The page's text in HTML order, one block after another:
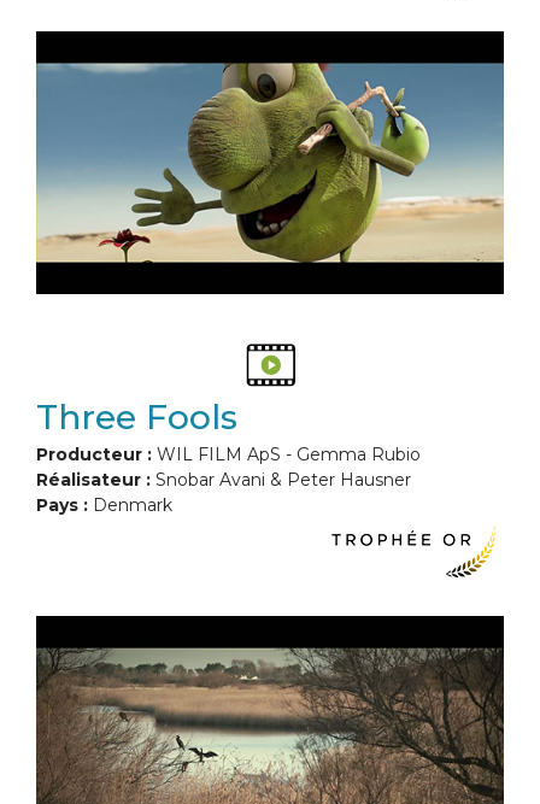
Three Fools
Producteur : WIL FILM ApS - Gemma Rubio
Réalisateur : Snobar Avani & Peter Hausner
Pays : Denmark